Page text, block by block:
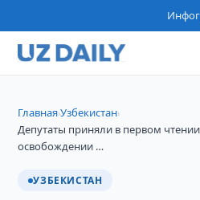
Главная›Узбекистан›
Депутаты приняли в первом
освобождении …
УЗБЕКИСТАН